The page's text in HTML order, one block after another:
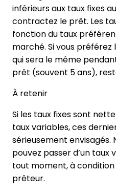
inférieurs aux taux fixes
contractez le prêt. Les
fonction du taux
marché. Si vous préférez
qui sera le même
prêt (souvent 5 ans),
À retenir
Si les taux fixes sont
taux variables, ces
sérieusement envisagés.
pouvez passer d’un taux
tout moment, à
prêteur.